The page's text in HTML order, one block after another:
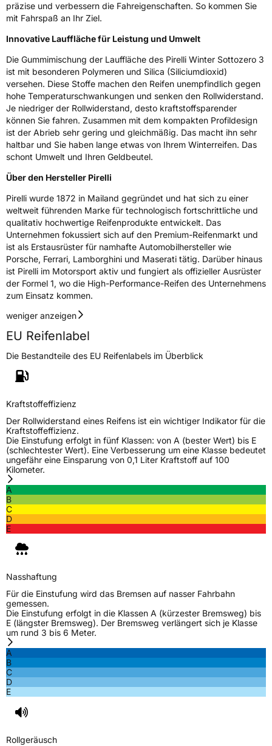
präzise und verbessern die Fahreigenschaften. So kommen Sie
mit Fahrspaß an Ihr Ziel.
Innovative Lauffläche für Leistung und Umwelt
Die Gummimischung der Lauffläche des Pirelli Winter Sottozero 3
ist mit besonderen Polymeren und Silica (Siliciumdioxid)
versehen. Diese Stoffe machen den Reifen unempfindlich gegen
hohe Temperaturschwankungen und senken den Rollwiderstand.
Je niedriger der Rollwiderstand, desto kraftstoffsparender
können Sie fahren. Zusammen mit dem kompakten Profildesign
ist der Abrieb sehr gering und gleichmäßig. Das macht ihn sehr
haltbar und Sie haben lange etwas von Ihrem Winterreifen. Das
schont Umwelt und Ihren Geldbeutel.
Über den Hersteller Pirelli
Pirelli wurde 1872 in Mailand gegründet und hat sich zu einer
weltweit führenden Marke für technologisch fortschrittliche und
qualitativ hochwertige Reifenprodukte entwickelt. Das
Unternehmen fokussiert sich auf den Premium-Reifenmarkt und
ist als Erstausrüster für namhafte Automobilhersteller wie
Porsche, Ferrari, Lamborghini und Maserati tätig. Darüber hinaus
ist Pirelli im Motorsport aktiv und fungiert als offizieller Ausrüster
der Formel 1, wo die High-Performance-Reifen des Unternehmens
zum Einsatz kommen.
weniger anzeigen
EU Reifenlabel
Die Bestandteile des EU Reifenlabels im Überblick
Kraftstoffeffizienz
Der Rollwiderstand eines Reifens ist ein wichtiger Indikator für die
Kraftstoffeffizienz.
Die Einstufung erfolgt in fünf Klassen: von A (bester Wert) bis E
(schlechtester Wert). Eine Verbesserung um eine Klasse bedeutet
ungefähr eine Einsparung von 0,1 Liter Kraftstoff auf 100
Kilometer.
A
B
C
D
E
Nasshaftung
Für die Einstufung wird das Bremsen auf nasser Fahrbahn
gemessen.
Die Einstufung erfolgt in die Klassen A (kürzester Bremsweg) bis
E (längster Bremsweg). Der Bremsweg verlängert sich je Klasse
um rund 3 bis 6 Meter.
A
B
C
D
E
Rollgeräusch